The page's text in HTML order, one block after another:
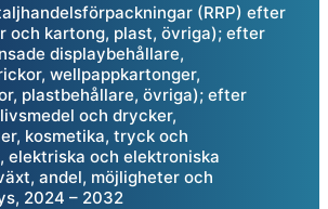
(RRP) efter
och kartong, plast, övriga); efter
displaybehållare,
wellpappkartonger,
plastbehållare, övriga); efter
och drycker,
kosmetika, tryck och
elektriska och elektroniska
andel, möjligheter och
2024 – 2032